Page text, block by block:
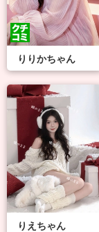
りりかちゃん
りえちゃん